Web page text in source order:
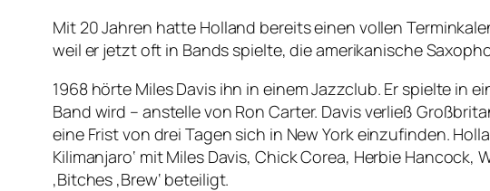
Mit 20 Jahren hatte Holland bereits einen vollen
weil er jetzt oft in Bands spielte, die amerikanische
1968 hörte Miles Davis ihn in einem Jazzclub. Er spielte in
Band wird – anstelle von Ron Carter. Davis verließ
eine Frist von drei Tagen sich in New York einzufinden.
Kilimanjaro‘ mit Miles Davis, Chick Corea, Herbie Hancock,
‚Bitches ‚Brew‘ beteiligt.